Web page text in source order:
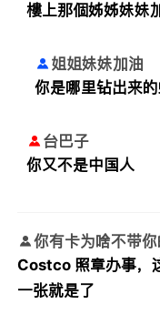
樓上那個姊姊妹妹
姐姐妹妹加油
你是哪里钻出来的
台巴子
你又不是中国人
你有卡为啥不带你
Costco 照章办事，
一张就是了